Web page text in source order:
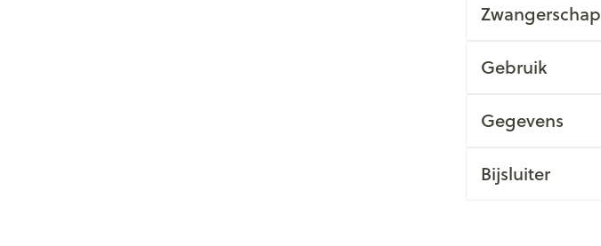
Zwangerschap
Gebruik
Gegevens
Bijsluiter